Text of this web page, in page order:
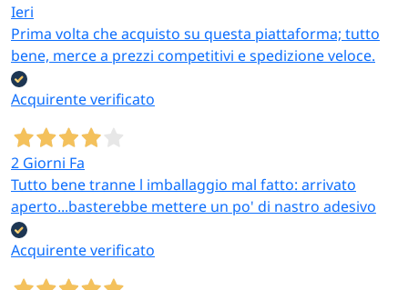
Ieri
Prima volta che acquisto su questa piattaforma; tutto
bene, merce a prezzi competitivi e spedizione veloce.
Acquirente verificato
2 Giorni Fa
Tutto bene tranne l imballaggio mal fatto: arrivato
aperto...basterebbe mettere un po' di nastro adesivo
Acquirente verificato